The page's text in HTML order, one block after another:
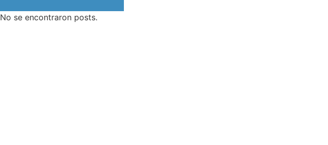
No se encontraron posts.